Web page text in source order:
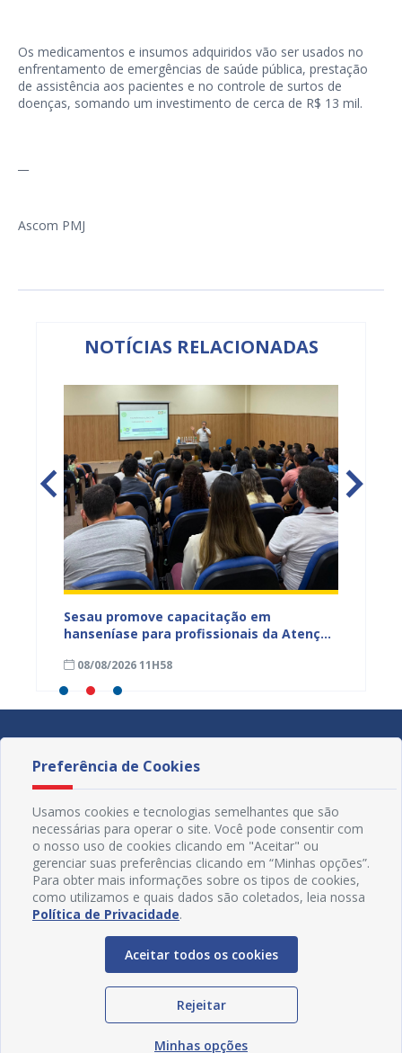
Os medicamentos e insumos adquiridos vão ser usados no
enfrentamento de emergências de saúde pública, prestação
de assistência aos pacientes e no controle de surtos de
doenças, somando um investimento de cerca de R$ 13 mil.
Ascom PMJ
NOTÍCIAS RELACIONADAS
Sesau promove capacitação em
hanseníase para profissionais da Atenção
08/08/2026 11H58
Redes Sociais
Preferência de Cookies
Usamos cookies e tecnologias semelhantes que são
necessárias para operar o site. Você pode consentir com
o nosso uso de cookies clicando em "Aceitar" ou
gerenciar suas preferências clicando em “Minhas opções”.
Para obter mais informações sobre os tipos de cookies,
como utilizamos e quais dados são coletados, leia nossa
Política de Privacidade.
Aceitar todos os cookies
Rejeitar
Minhas opções